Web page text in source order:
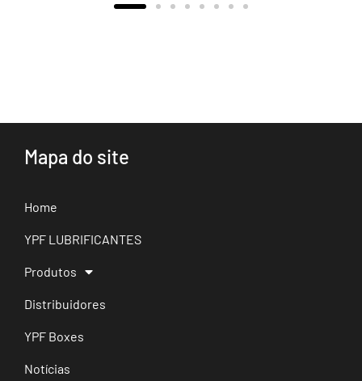
Mapa do site
Home
YPF LUBRIFICANTES
Produtos
Distribuidores
YPF Boxes
Notícias